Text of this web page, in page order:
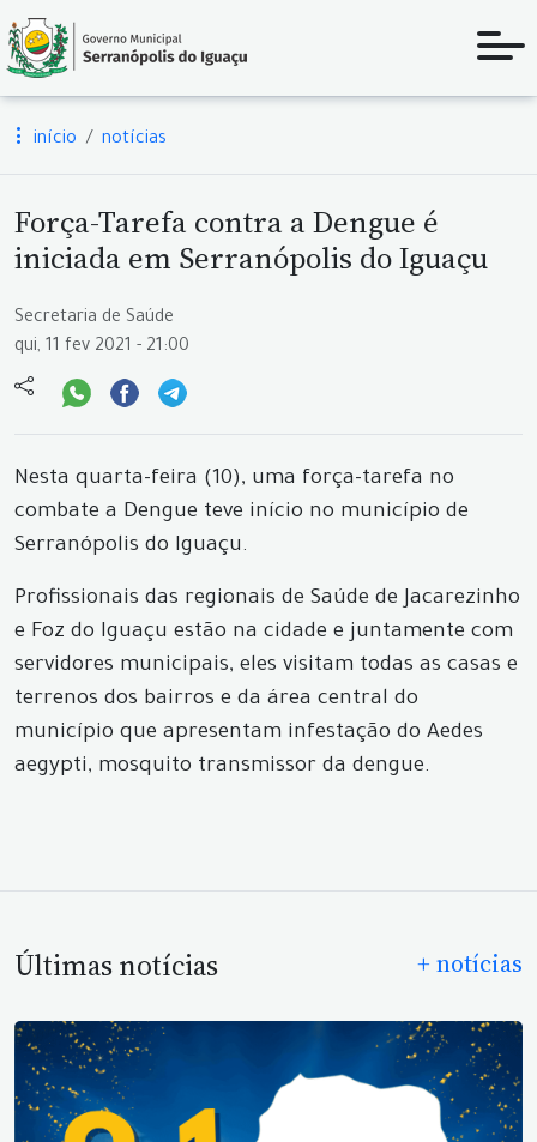
início notícias
Força-Tarefa contra a Dengue é
iniciada em Serranópolis do Iguaçu
Secretaria de Saúde
qui, 11 fev 2021 - 21:00
Nesta quarta-feira (10), uma força-tarefa no
combate a Dengue teve início no município de
Serranópolis do Iguaçu.
Profissionais das regionais de Saúde de Jacarezinho
e Foz do Iguaçu estão na cidade e juntamente com
servidores municipais, eles visitam todas as casas e
terrenos dos bairros e da área central do
município que apresentam infestação do Aedes
aegypti, mosquito transmissor da dengue.
Últimas notícias + notícias